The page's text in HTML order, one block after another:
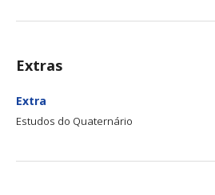
Extras
Extra
Estudos do Quaternário